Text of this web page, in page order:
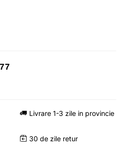
Livrare 1-3 zile in provincie
30 de zile retur